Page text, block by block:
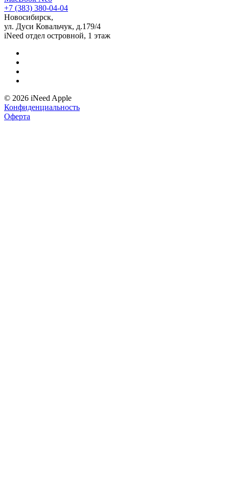
+7 (383) 380-04-04
Новосибирск,
ул. Дуси Ковальчук, д.179/4
iNeed отдел островной, 1 этаж
© 2026 iNeed Apple
Конфиденциальность
Оферта